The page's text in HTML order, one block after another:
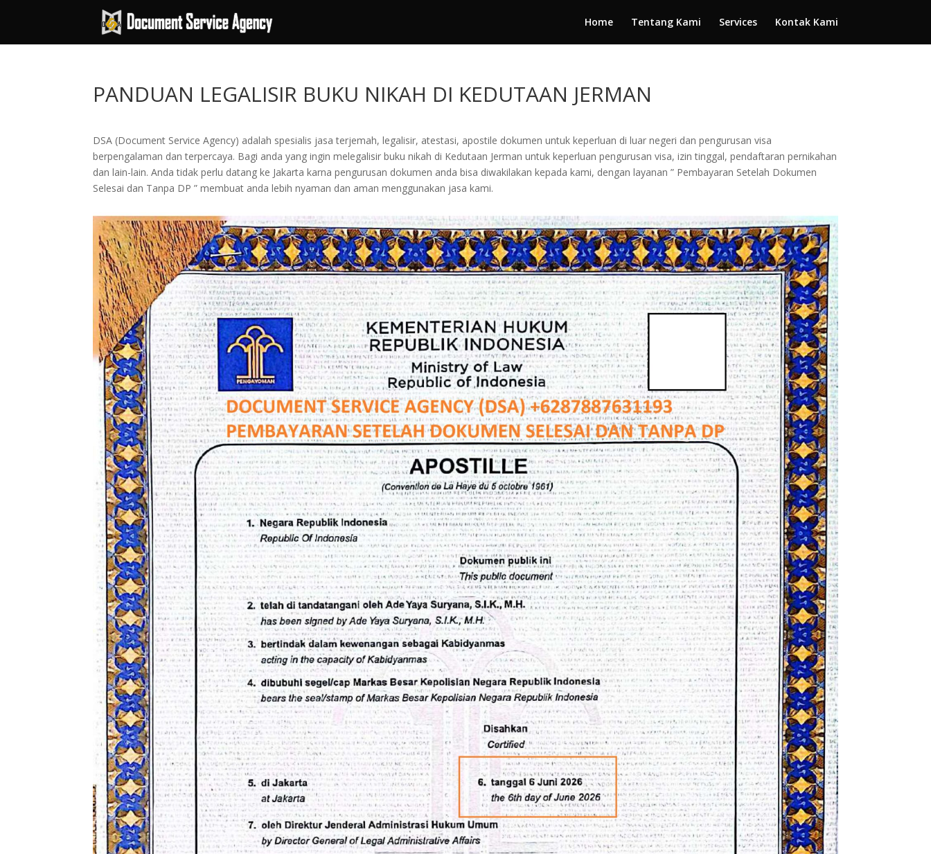
Home Tentang Kami Services Kontak Kami
PANDUAN LEGALISIR BUKU NIKAH DI KEDUTAAN JERMAN
DSA (Document Service Agency) adalah spesialis jasa terjemah, legalisir, atestasi, apostile dokumen untuk keperluan di luar negeri dan pengurusan visa
berpengalaman dan terpercaya. Bagi anda yang ingin melegalisir buku nikah di Kedutaan Jerman untuk keperluan pengurusan visa, izin tinggal, pendaftaran pernikahan
dan lain-lain. Anda tidak perlu datang ke Jakarta karna pengurusan dokumen anda bisa diwakilakan kepada kami, dengan layanan ” Pembayaran Setelah Dokumen
Selesai dan Tanpa DP ” membuat anda lebih nyaman dan aman menggunakan jasa kami.